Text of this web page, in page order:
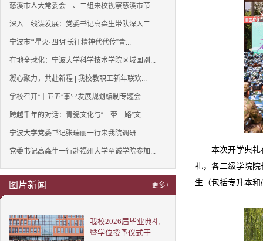
慈溪市人大常委会一、二组来校视察慈溪市节...
深入一线谋发展：党委书记高森生带队深入二...
宁波市“‘星火·四明’长征精神代代传”青...
在地全球化：宁波大学科学技术学院区域国别...
凝心聚力，共赴新程 | 我校教职工新年联欢...
学校召开“十五五”事业发展规划编制专题会
跨越千年的对话：青瓷文化与“一带一路”文...
宁波大学党委书记张瑞丽一行来我院调研
党委书记高森生一行赴福州大学至诚学院参加...
图片新闻 更多+
我校2026届毕业典礼
暨学位授予仪式于...
本次开学典
礼，各二级学院
生（包括专升本